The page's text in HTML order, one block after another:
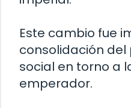
Este cambio fue
consolidación
social en torno a
emperador.